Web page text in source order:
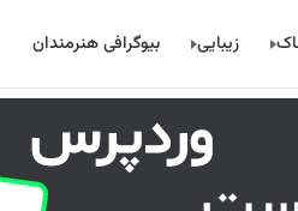
زیبایی بیوگرافی هنرمندان